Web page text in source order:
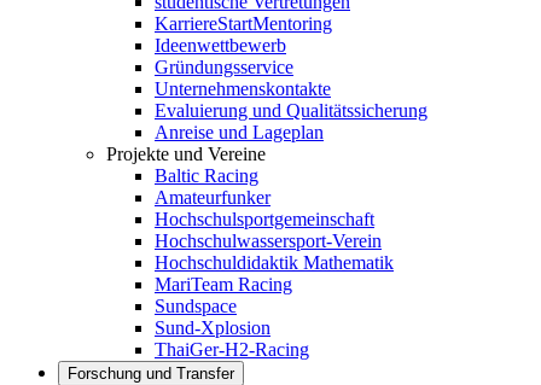
KarriereStartMentoring
Ideenwettbewerb
Gründungsservice
Unternehmenskontakte
Evaluierung und Qualitätssicherung
Anreise und Lageplan
Projekte und Vereine
Baltic Racing
Amateurfunker
Hochschulsportgemeinschaft
Hochschulwassersport-Verein
Hochschuldidaktik Mathematik
MariTeam Racing
Sundspace
Sund-Xplosion
ThaiGer-H2-Racing
Forschung und Transfer